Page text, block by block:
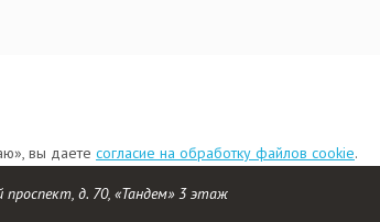
проспект, д. 70, «Тандем» 3 этаж
вы даете согласие на обработку файлов cookie.